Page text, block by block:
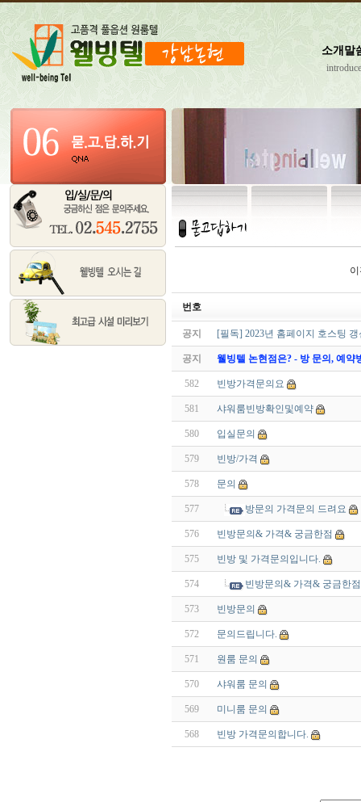
소개말
번호
공지 [필독] 2023년 홈페이지 호스팅
공지 웰빙텔 논현점은? - 방 문의, 예약
582 빈방가격문의요
581 샤워룸빈방확인및예약
580 입실문의
579 빈방/가격
578 문의
577 방문의 가격문의 드려요
576 빈방문의& 가격& 궁금한점
575 빈방 및 가격문의입니다.
574 빈방문의& 가격& 궁금한점
573 빈방문의
572 문의드립니다.
571 원룸 문의
570 샤워룸 문의
569 미니룸 문의
568 빈방 가격문의합니다.